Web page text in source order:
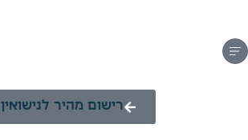
רישום מהיר לנישואין